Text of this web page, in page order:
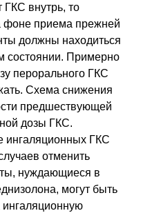
ГКС внутрь, то
фоне приема прежней
должны находиться
состоянии. Примерно
перорального ГКС
Схема снижения
предшествующей
дозы ГКС.
ингаляционных ГКС
отменить
нуждающиеся в
могут быть